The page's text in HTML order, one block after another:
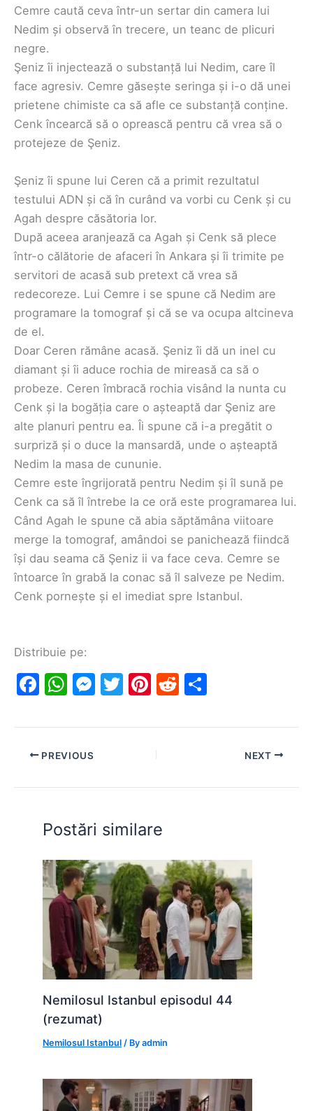
Cemre caută ceva într-un sertar din camera lui
Nedim și observă în trecere, un teanc de plicuri
negre.
Şeniz îi injectează o substanță lui Nedim, care îl
face agresiv. Cemre găsește seringa și i-o dă unei
prietene chimiste ca să afle ce substanță conține.
Cenk încearcă să o oprească pentru că vrea să o
protejeze de Şeniz.
Şeniz îi spune lui Ceren că a primit rezultatul
testului ADN și că în curând va vorbi cu Cenk și cu
Agah despre căsătoria lor.
După aceea aranjează ca Agah și Cenk să plece
într-o călătorie de afaceri în Ankara și îi trimite pe
servitori de acasă sub pretext că vrea să
redecoreze. Lui Cemre i se spune că Nedim are
programare la tomograf și că se va ocupa altcineva
de el.
Doar Ceren rămâne acasă. Şeniz îi dă un inel cu
diamant și îi aduce rochia de mireasă ca să o
probeze. Ceren îmbracă rochia visând la nunta cu
Cenk și la bogăția care o așteaptă dar Şeniz are
alte planuri pentru ea. Îi spune că i-a pregătit o
surpriză și o duce la mansardă, unde o așteaptă
Nedim la masa de cununie.
Cemre este îngrijorată pentru Nedim și îl sună pe
Cenk ca să îl întrebe la ce oră este programarea lui.
Când Agah le spune că abia săptămâna viitoare
merge la tomograf, amândoi se panichează fiindcă
își dau seama că Şeniz ii va face ceva. Cemre se
întoarce în grabă la conac să îl salveze pe Nedim.
Cenk pornește și el imediat spre Istanbul.
Distribuie pe:
F
c
e
o
o
k
W
at
s
p
p
M
s
n
g
er
T
itt
Pi
er
e
R
d ar
PREVIOUS NEXT
Postări similare
Nemilosul Istanbul episodul 44
(rezumat)
Nemilosul Istanbul / Byadmin